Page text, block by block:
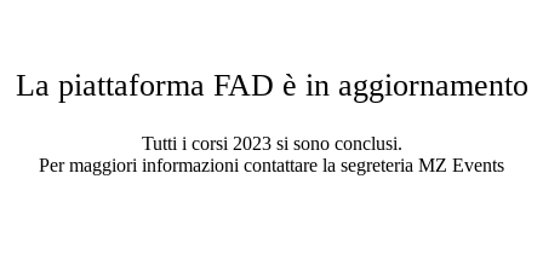
La piattaforma FAD è in aggiornamento
Tutti i corsi 2023 si sono conclusi.
Per maggiori informazioni contattare la segreteria MZ Events